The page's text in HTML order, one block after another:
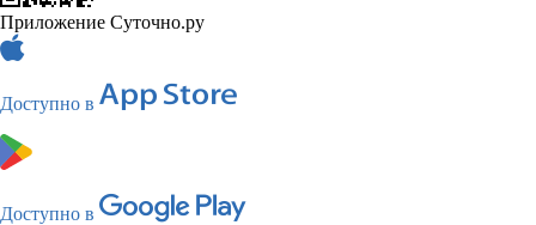
Приложение Суточно.ру
Доступно в
Доступно в